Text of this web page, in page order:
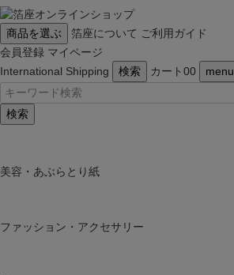
商品を選ぶ 箔座について ご利用ガイド
会員登録 マイページ
International Shipping
検索 カート00 menu
検索
美容・あぶらとり紙
ファッション・アクセサリー